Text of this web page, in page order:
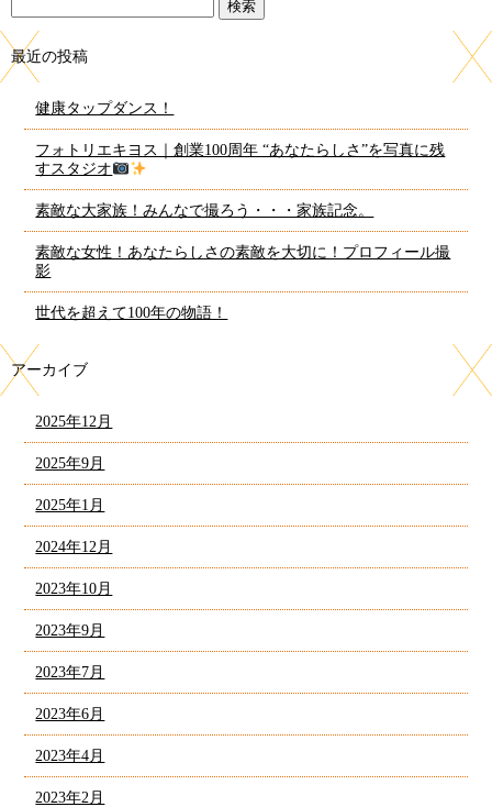
最近の投稿
健康タップダンス！
フォトリエキヨス｜創業100周年 “あなたらしさ”を写真に残
すスタジオ
素敵な大家族！みんなで撮ろう・・・家族記念。
素敵な女性！あなたらしさの素敵を大切に！プロフィール撮
影
世代を超えて100年の物語！
アーカイブ
2025年12月
2025年9月
2025年1月
2024年12月
2023年10月
2023年9月
2023年7月
2023年6月
2023年4月
2023年2月